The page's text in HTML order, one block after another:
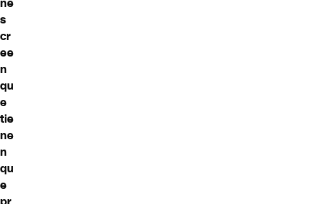
s
cr
ee
n
qu
e
tie
ne
n
qu
e